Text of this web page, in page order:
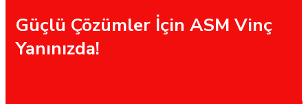
Güçlü Çözümler İçin ASM Vinç
Yanınızda!